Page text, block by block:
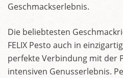
Geschmackserlebnis.
Die beliebtesten
FELIX Pesto auch in
perfekte Verbindung mit der
intensiven Genusserlebnis.